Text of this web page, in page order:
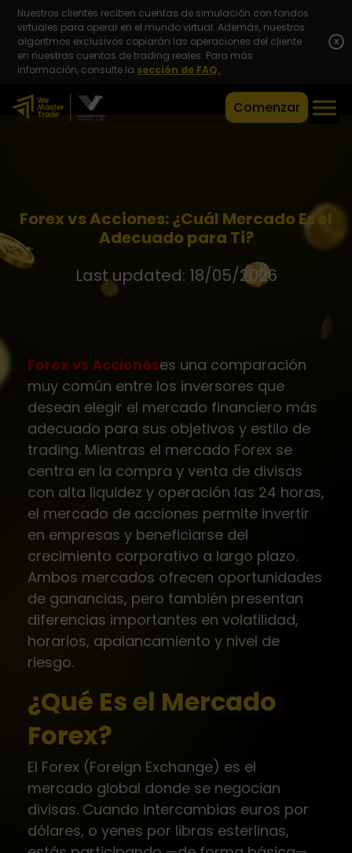
Nuestros clientes reciben cuentas de simulación con fondos
virtuales para operar en el mundo virtual. Además, nuestros
algoritmos exclusivos copiarán las operaciones del cliente
en nuestras cuentas de trading reales. Para más
información, consulte la sección de FAQ.
x
Comenzar
Forex vs Acciones: ¿Cuál Mercado Es el
Adecuado para Ti?
Last updated: 18/05/2026
Forex vs Accioneses una comparación
muy común entre los inversores que
desean elegir el mercado financiero más
adecuado para sus objetivos y estilo de
trading. Mientras el mercado Forex se
centra en la compra y venta de divisas
con alta liquidez y operación las 24 horas,
el mercado de acciones permite invertir
en empresas y beneficiarse del
crecimiento corporativo a largo plazo.
Ambos mercados ofrecen oportunidades
de ganancias, pero también presentan
diferencias importantes en volatilidad,
horarios, apalancamiento y nivel de
riesgo.
¿Qué Es el Mercado
Forex?
El Forex (Foreign Exchange) es el
mercado global donde se negocian
divisas. Cuando intercambias euros por
dólares, o yenes por libras esterlinas,